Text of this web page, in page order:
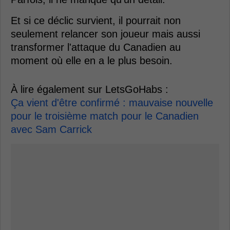
Et si ce déclic survient, il pourrait non
seulement relancer son joueur mais aussi
transformer l'attaque du Canadien au
moment où elle en a le plus besoin.
À lire également sur LetsGoHabs :
Ça vient d'être confirmé : mauvaise nouvelle
pour le troisième match pour le Canadien
avec Sam Carrick